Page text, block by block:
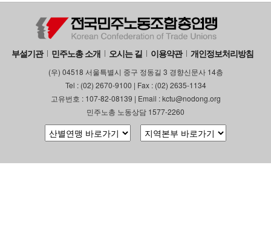
부설기관 민주노총 소개 오시는 길 이용약관 개인정보처리방침
(우) 04518 서울특별시 중구 정동길 3 경향신문사 14층
Tel : (02) 2670-9100 | Fax : (02) 2635-1134
고유번호 : 107-82-08139 | Email : kctu@nodong.org
민주노총 노동상담 1577-2260